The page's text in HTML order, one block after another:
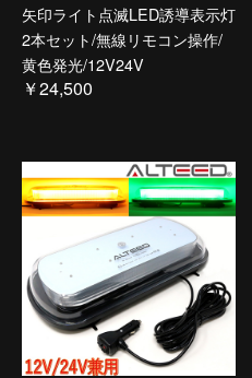
矢印ライト点滅LED誘導表示灯
2本セット/無線リモコン操作/
黄色発光/12V24V
￥24,500